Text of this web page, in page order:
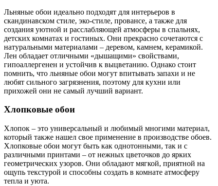
Льняные обои идеально подходят для интерьеров в
скандинавском стиле, эко-стиле, провансе, а также для
создания уютной и расслабляющей атмосферы в спальнях,
детских комнатах и гостиных. Они прекрасно сочетаются с
натуральными материалами – деревом, камнем, керамикой.
Лен обладает отличными «дышащими» свойствами,
гипоаллергенен и устойчив к выцветанию. Однако стоит
помнить, что льняные обои могут впитывать запахи и не
любят сильного загрязнения, поэтому для кухни или
прихожей они не самый лучший вариант.
Хлопковые обои
Хлопок – это универсальный и любимый многими материал,
который также нашел свое применение в производстве обоев.
Хлопковые обои могут быть как однотонными, так и с
различными принтами – от нежных цветочков до ярких
геометрических узоров. Они обладают мягкой, приятной на
ощупь текстурой и способны создать в комнате атмосферу
тепла и уюта.